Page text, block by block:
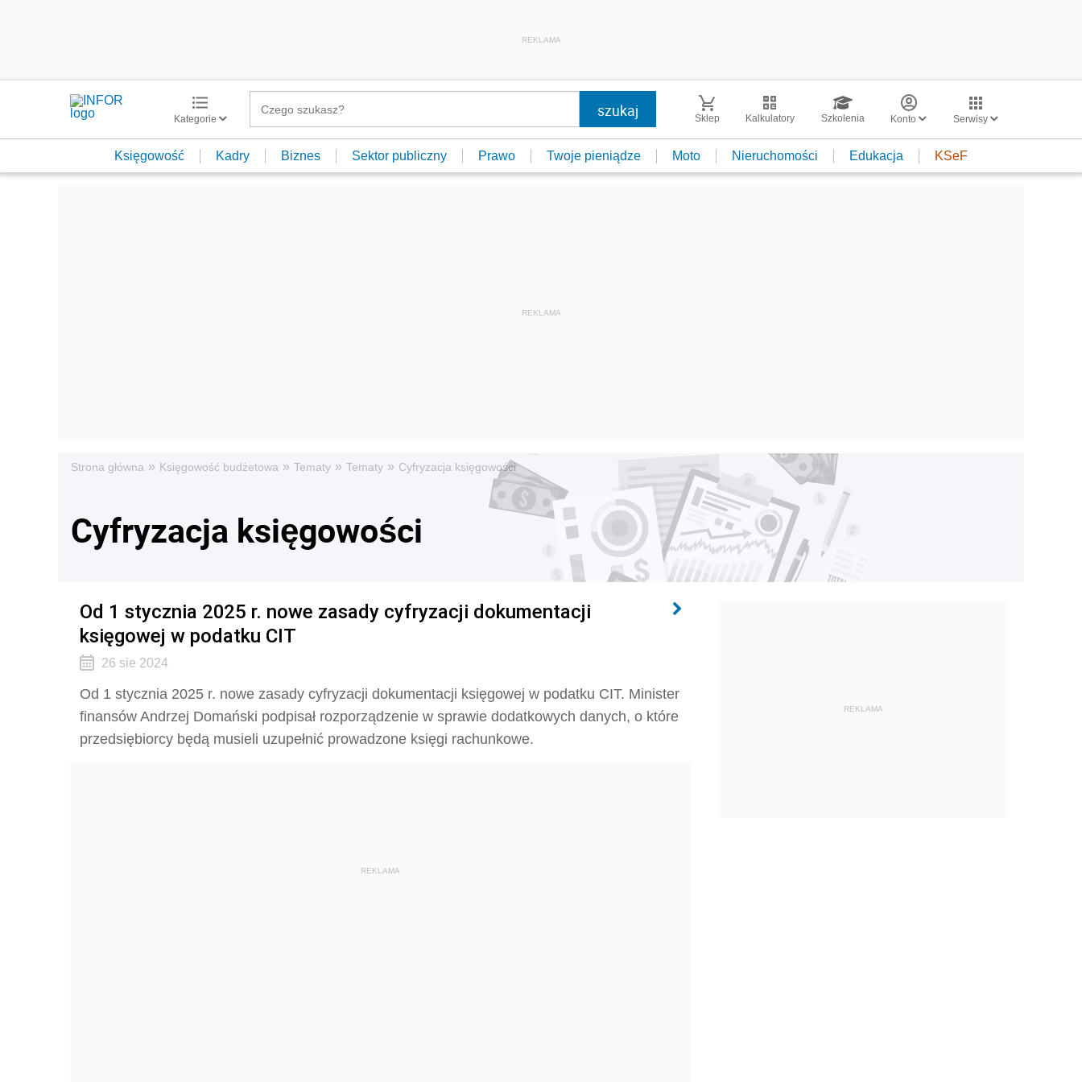
REKLAMA
Kategorie Sklep Kalkulatory Szkolenia Konto Serwisy
Księgowość Kadry Biznes Sektor publiczny Prawo Twoje pieniądze Moto Nieruchomości Edukacja KSeF
Strona główna » Księgowość budżetowa » Tematy » Tematy » Cyfryzacja księgowości
Cyfryzacja księgowości
Od 1 stycznia 2025 r. nowe zasady cyfryzacji dokumentacji
księgowej w podatku CIT
26 sie 2024
Od 1 stycznia 2025 r. nowe zasady cyfryzacji dokumentacji księgowej w podatku CIT. Minister
finansów Andrzej Domański podpisał rozporządzenie w sprawie dodatkowych danych, o które
przedsiębiorcy będą musieli uzupełnić prowadzone księgi rachunkowe.
REKLAMA
REKLAMA